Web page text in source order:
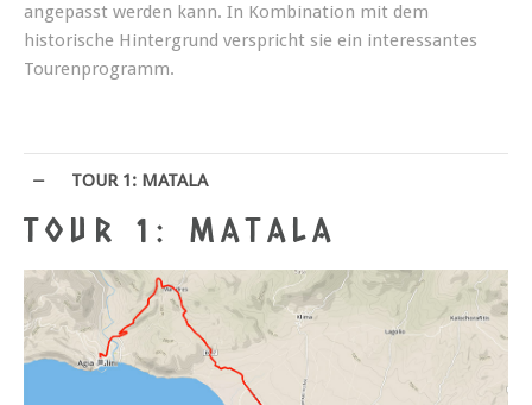
angepasst werden kann. In Kombination mit dem
historische Hintergrund verspricht sie ein interessantes
Tourenprogramm.
TOUR 1: MATALA
TOUR 1: MATALA